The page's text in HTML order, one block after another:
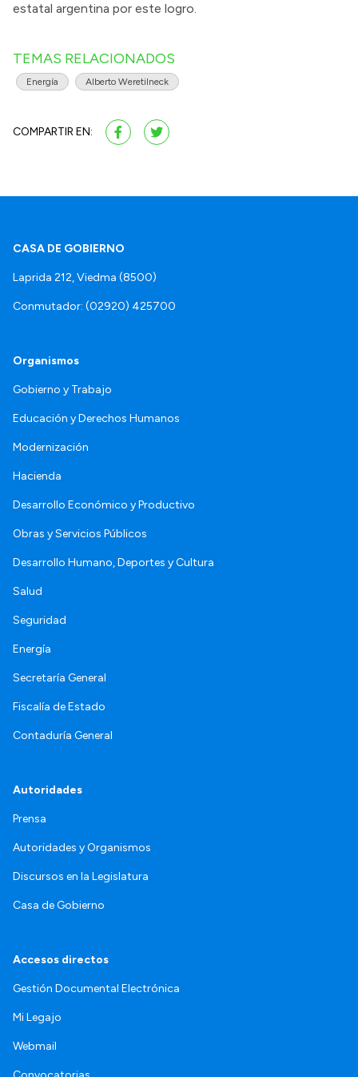
estatal argentina por este logro.
TEMAS RELACIONADOS
Energía Alberto Weretilneck
COMPARTIR EN:
CASA DE GOBIERNO
Laprida 212, Viedma (8500)
Conmutador: (02920) 425700
Organismos
Gobierno y Trabajo
Educación y Derechos Humanos
Modernización
Hacienda
Desarrollo Económico y Productivo
Obras y Servicios Públicos
Desarrollo Humano, Deportes y Cultura
Salud
Seguridad
Energía
Secretaría General
Fiscalía de Estado
Contaduría General
Autoridades
Prensa
Autoridades y Organismos
Discursos en la Legislatura
Casa de Gobierno
Accesos directos
Gestión Documental Electrónica
Mi Legajo
Webmail